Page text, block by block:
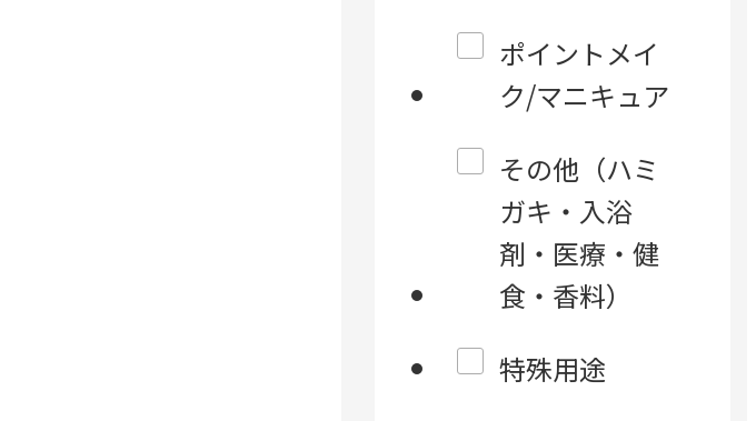
ポイントメイ
ク/マニキュア
その他（ハミ
ガキ・入浴
剤・医療・健
食・香料）
特殊用途